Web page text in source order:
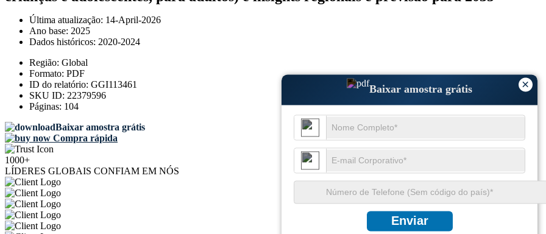
Última atualização: 14-April-2026
Ano base: 2025
Dados históricos: 2020-2024
Região: Global
Formato: PDF
ID do relatório: GGI113461
SKU ID: 22379596
Páginas: 104
Baixar amostra grátis
Compra rápida
1000+
LÍDERES GLOBAIS CONFIAM EM NÓS
×
Baixar amostra grátis
Enviar